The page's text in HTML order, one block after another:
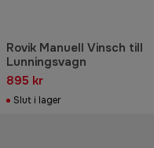
Rovik Manuell Vinsch till
Lunningsvagn
895 kr
Slut i lager